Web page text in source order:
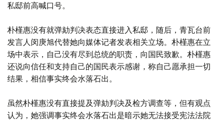
私邸前高喊口号。
朴槿惠没有就弹劾判决表态直接进入私邸，随后，青瓦台前
发言人闵庚旭代替她向媒体记者发表相关立场。朴槿惠在立
场中表示，自己没有尽到总统的职责，向国民致歉。朴槿惠
还说向信任和支持自己的国民表示感谢，称自己愿承担一切
结果，相信事实终会水落石出。
虽然朴槿惠没有直接提及弹劾判决及检方调查等，但有观点
认为，她强调事实终会水落石出是暗示她无法接受宪法法院